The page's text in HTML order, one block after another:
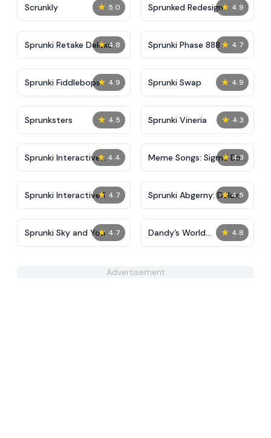
★ 5.0
Scrunkly ★ 4.9
Sprunked Redesign
★ 4.8
Sprunki Retake Deluxe ★ 4.7
Sprunki Phase 888
★ 4.9
Sprunki Fiddlebops ★ 4.9
Sprunki Swap
★ 4.5
Sprunksters ★ 4.3
Sprunki Vineria
★ 4.4
Sprunki Interactive
Tunner
★ 4.3
Meme Songs: Sigma Boy,
FNAF, Squid, Beast,
Sprunki
★ 4.7
Sprunki Interactive 1 ★ 4.5
Sprunki Abgerny: Deluxe
Edition
★ 4.7
Sprunki Sky and You ★ 4.8
Dandy’s World
Pyramixed Edition
Advertisement